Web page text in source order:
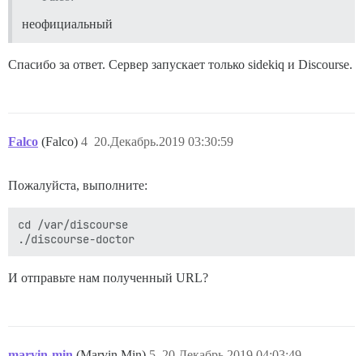
неофициальный
Спасибо за ответ. Сервер запускает только sidekiq и Discourse.
Falco (Falco) 20.Декабрь.2019 03:30:59
4
Пожалуйста, выполните:
cd /var/discourse
И отправьте нам полученный URL?